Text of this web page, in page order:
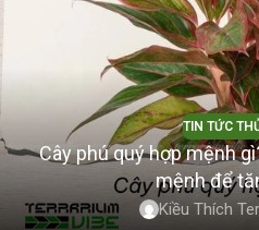
TIN TỨC
Cây phú quý hợp mệnh
mệnh để
Kiều Thích